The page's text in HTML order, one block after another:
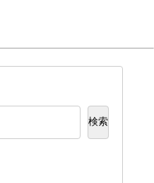
検索